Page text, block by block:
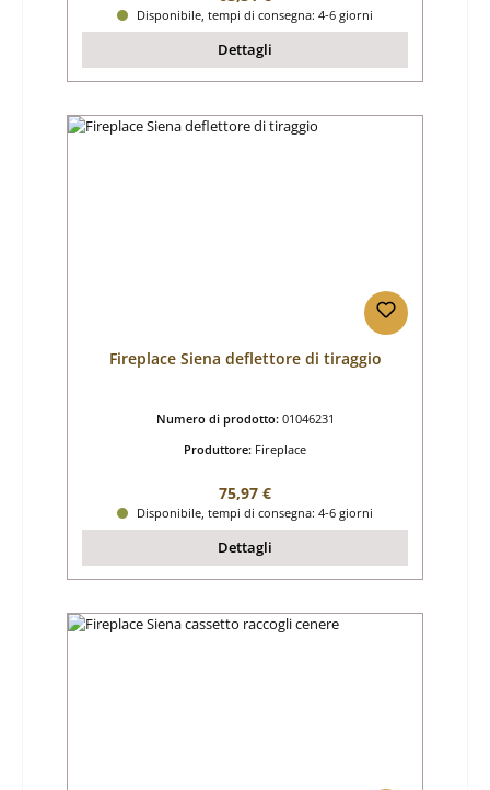
Disponibile, tempi di consegna: 4-6 giorni
Dettagli
Fireplace Siena deflettore di tiraggio
Numero di prodotto: 01046231
Produttore: Fireplace
Prezzo normale:
75,97 €
Disponibile, tempi di consegna: 4-6 giorni
Dettagli